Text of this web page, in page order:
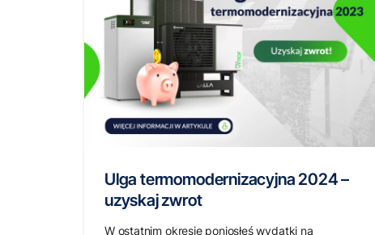
Ulga termomodernizacyjna 2024 –
uzyskaj zwrot
W ostatnim okresie poniosłeś wydatki na